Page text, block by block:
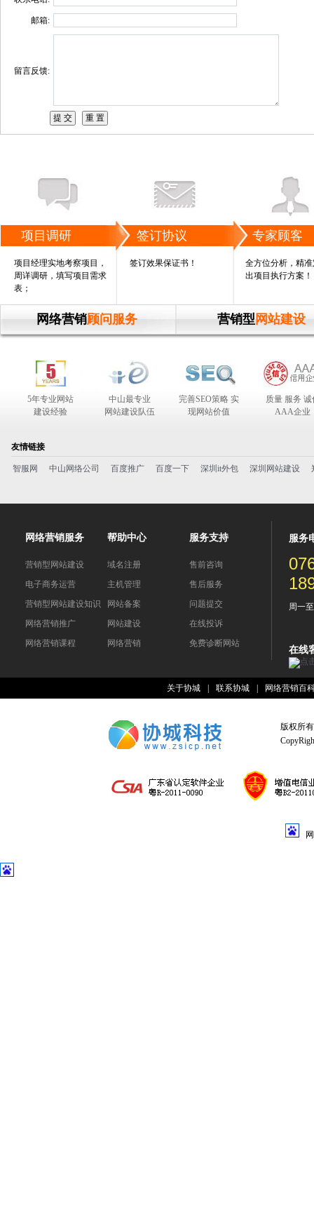
邮箱:
留言反馈:
项目调研
项目经理实地考察项目，
周详调研，填写项目需求
表；
签订协议
签订效果保证书！
专家顾客
全方位分析，精
出项目执行方案！
网络营销顾问服务 营销型 网站建设
5年专业网站
建设经验
中山最专业
网站建设队伍
完善SEO策略 实
现网站价值
质量 服务 诚
AAA企业
友情链接
智服网 中山网络公司 百度推广 百度一下 深圳it外包 深圳网站建设
网络营销服务
营销型网站建设
电子商务运营
营销型网站建设知识
网络营销推广
网络营销课程
帮助中心
域名注册
主机管理
网站备案
网站建设
网络营销
服务支持
售前咨询
售后服务
问题提交
在线投诉
免费诊断网站
服务
周一
在线
关于协城 联系协城 网络营销百
版权所